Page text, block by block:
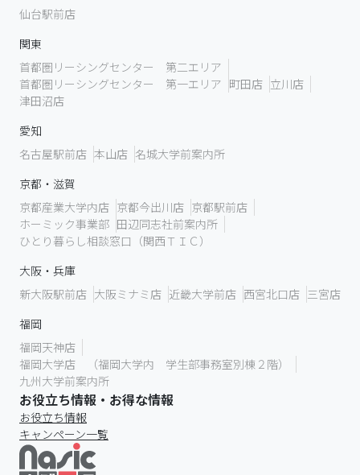
仙台駅前店
関東
首都圏リーシングセンター 第二エリア
首都圏リーシングセンター 第一エリア 町田店 立川店
津田沼店
愛知
名古屋駅前店 本山店 名城大学前案内所
京都・滋賀
京都産業大学内店 京都今出川店 京都駅前店
ホーミック事業部 田辺同志社前案内所
ひとり暮らし相談窓口（関西ＴＩＣ）
大阪・兵庫
新大阪駅前店 大阪ミナミ店 近畿大学前店 西宮北口店 三宮店
福岡
福岡天神店
福岡大学店 （福岡大学内 学生部事務室別棟２階）
九州大学前案内所
お役立ち情報・お得な情報
お役立ち情報
キャンペーン一覧